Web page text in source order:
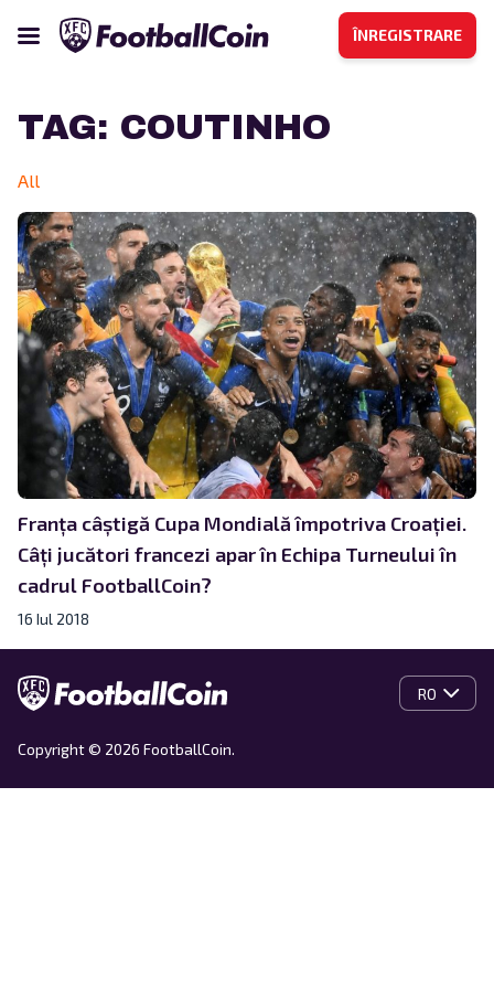
ÎNREGISTRARE
TAG: COUTINHO
All
Franța câștigă Cupa Mondială împotriva Croației.
Câți jucători francezi apar în Echipa Turneului în
cadrul FootballCoin?
16 Iul 2018
RO
Copyright © 2026 FootballCoin.